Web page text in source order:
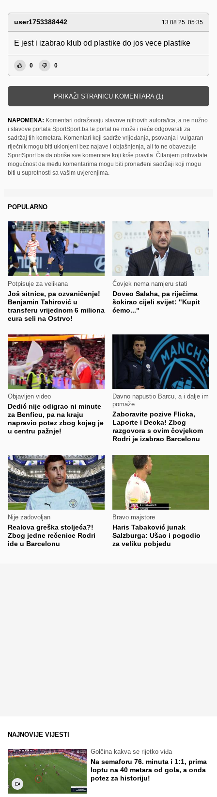
user1753388442 13.08.25. 05:35
E jest i izabrao klub od plastike do jos vece plastike
0 0
PRIKAŽI STRANICU KOMENTARA (1)
NAPOMENA: Komentari odražavaju stavove njihovih autora/ica, a ne nužno
i stavove portala SportSport.ba te portal ne može i neće odgovarati za
sadržaj tih kometara. Komentari koji sadrže vrijeđanja, psovanja i vulgaran
riječnik mogu biti uklonjeni bez najave i objašnjenja, ali to ne obavezuje
SportSport.ba da obriše sve komentare koji krše pravila. Čitanjem prihvatate
mogućnost da među komentarima mogu biti pronađeni sadržaji koji mogu
biti u suprotnosti sa vašim uvjerenjima.
POPULARNO
Potpisuje za velikana
Još sitnice, pa ozvaničenje!
Benjamin Tahirović u
transferu vrijednom 6 miliona
eura seli na Ostrvo!
Čovjek nema namjeru stati
Doveo Salaha, pa riječima
šokirao cijeli svijet: "Kupit
ćemo..."
Objavljen video
Dedić nije odigrao ni minute
za Benficu, pa na kraju
napravio potez zbog kojeg je
u centru pažnje!
Davno napustio Barcu, a i dalje im
pomaže
Zaboravite pozive Flicka,
Laporte i Decka! Zbog
razgovora s ovim čovjekom
Rodri je izabrao Barcelonu
Nije zadovoljan
Realova greška stoljeća?!
Zbog jedne rečenice Rodri
ide u Barcelonu
Bravo majstore
Haris Tabaković junak
Salzburga: Ušao i pogodio
za veliku pobjedu
NAJNOVIJE VIJESTI
Golčina kakva se rijetko viđa
Na semaforu 76. minuta i 1:1, prima
loptu na 40 metara od gola, a onda
potez za historiju!